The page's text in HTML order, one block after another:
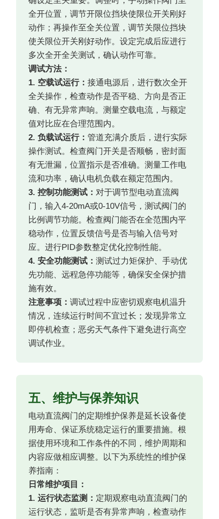
全开位置，调节开限位挡块使限位开关刚好
动作；再操作至全关位置，调节关限位挡块
使关限位开关刚好动作。设定完成后应进行
多次全开全关测试，确认动作可靠。
调试方法：
1. 空载试运行：接通电源后，进行数次全开
全关操作，检查动作是否平稳、方向是否正
确、有无异常声响。测量空载电流，与额定
值对比应在合理范围内。
2. 负载试运行：管道充满介质后，进行实际
操作测试。检查阀门开关是否顺畅，密封面
有无泄漏，位置指示是否准确。测量工作电
流和功率，确认电机负载在额定范围内。
3. 控制功能测试：对于调节型电动直流阀
门，输入4-20mA或0-10V信号，测试阀门的
比例调节功能。检查阀门能否在全范围内平
稳动作，位置反馈信号是否与输入信号对
应。进行PID参数整定优化控制性能。
4. 安全功能测试：测试过力矩保护、手动优
先功能、远程急停功能等，确保安全保护措
施有效。
注意事项：调试过程中应密切观察电机温升
情况，连续运行时间不宜过长；发现异常立
即停机检查；恶劣天气条件下避免进行高空
调试作业。
五、维护与保养知识
电动直流阀门的定期维护保养是延长设备使
用寿命、保证系统稳定运行的重要措施。根
据使用环境和工作条件的不同，维护周期和
内容应做相应调整。以下为系统性的维护保
养指南：
日常维护项目：
1. 运行状态监测： 定期观察电动直流阀门的
运行状态，监听是否有异常声响，检查动作